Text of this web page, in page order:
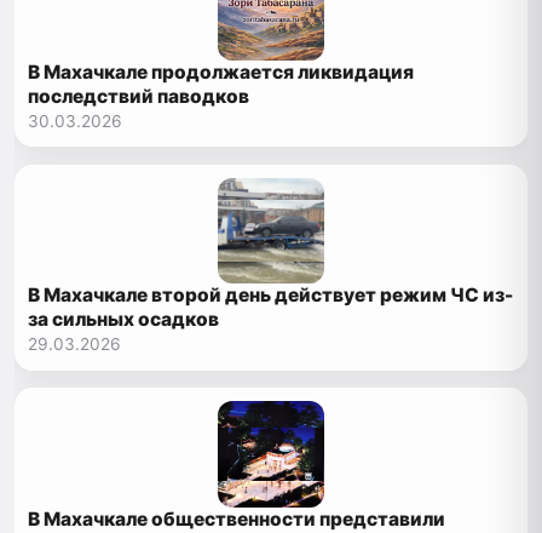
В Махачкале продолжается ликвидация
последствий паводков
30.03.2026
В Махачкале второй день действует режим ЧС из-
за сильных осадков
29.03.2026
В Махачкале общественности представили